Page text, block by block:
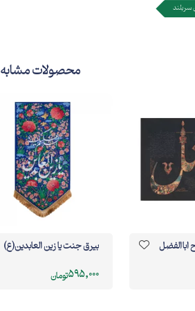
سربلند
محصولات مشابه
اباالفضل
بيرق جنت يا زين العابدين(ع)
595,000تومان